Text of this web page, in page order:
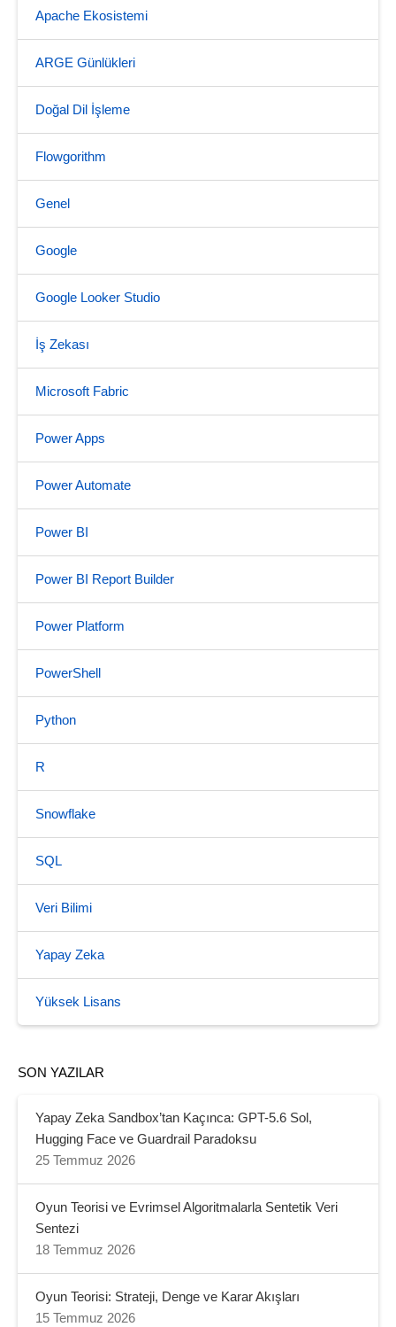
Apache Ekosistemi
ARGE Günlükleri
Doğal Dil İşleme
Flowgorithm
Genel
Google
Google Looker Studio
İş Zekası
Microsoft Fabric
Power Apps
Power Automate
Power BI
Power BI Report Builder
Power Platform
PowerShell
Python
R
Snowflake
SQL
Veri Bilimi
Yapay Zeka
Yüksek Lisans
SON YAZILAR
Yapay Zeka Sandbox’tan Kaçınca: GPT-5.6 Sol,
Hugging Face ve Guardrail Paradoksu
25 Temmuz 2026
Oyun Teorisi ve Evrimsel Algoritmalarla Sentetik Veri
Sentezi
18 Temmuz 2026
Oyun Teorisi: Strateji, Denge ve Karar Akışları
15 Temmuz 2026